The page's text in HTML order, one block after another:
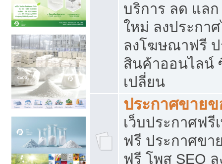
บริการ ลด แล
ใหม่ ลงประกา
ลงโฆษณาฟรี
สินค้าออนไลน์
เปลี่ยน
ประกาศขายข
เว็บประกาศฟรี
ฟรี ประกาศขา
ฟรี โพส SEO